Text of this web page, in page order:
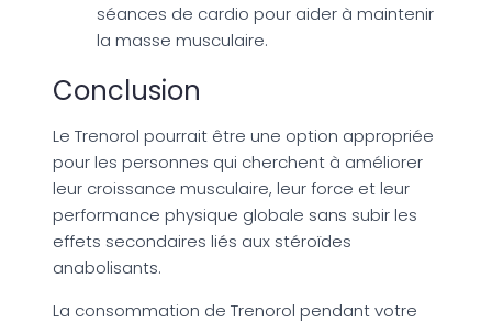
séances de cardio pour aider à maintenir
la masse musculaire.
Conclusion
Le Trenorol pourrait être une option appropriée
pour les personnes qui cherchent à améliorer
leur croissance musculaire, leur force et leur
performance physique globale sans subir les
effets secondaires liés aux stéroïdes
anabolisants.
La consommation de Trenorol pendant votre